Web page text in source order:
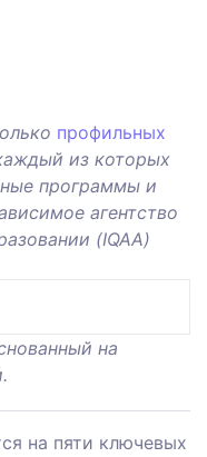
профильных
из которых
программы и
агентство
(IQAA)
на
на пяти ключевых